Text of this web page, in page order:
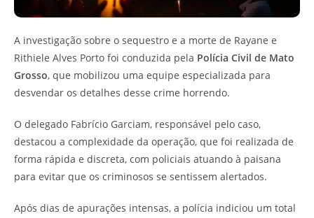
A investigação sobre o sequestro e a morte de Rayane e
Rithiele Alves Porto foi conduzida pela Polícia Civil de Mato
Grosso, que mobilizou uma equipe especializada para
desvendar os detalhes desse crime horrendo.
O delegado Fabrício Garciam, responsável pelo caso,
destacou a complexidade da operação, que foi realizada de
forma rápida e discreta, com policiais atuando à paisana
para evitar que os criminosos se sentissem alertados.
Após dias de apurações intensas, a polícia indiciou um total